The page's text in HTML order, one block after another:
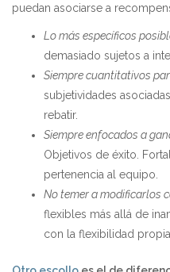
puedan asociarse a
Lo más específicos
demasiado sujetos a
Siempre cuantitativos
subjetividades
rebatir.
Siempre enfocados a
Objetivos de éxito.
pertenencia al equipo.
No temer a modificarlos
flexibles más allá de
con la flexibilidad